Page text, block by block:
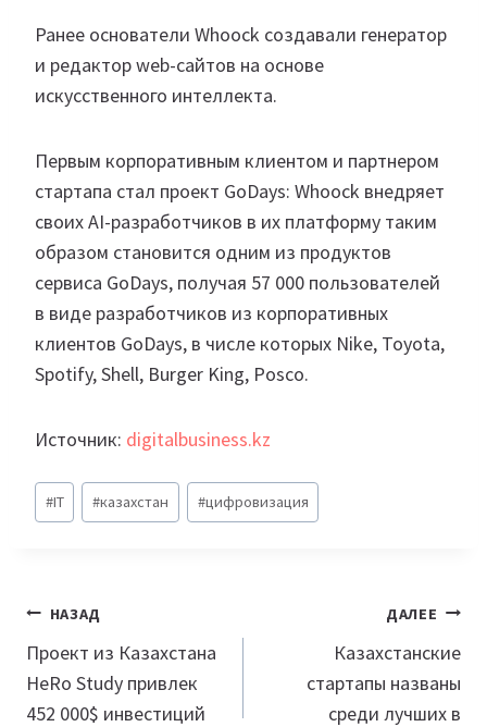
Ранее основатели Whoock создавали генератор
и редактор web-сайтов на основе
искусственного интеллекта.
Первым корпоративным клиентом и партнером
стартапа стал проект GoDays: Whoock внедряет
своих AI-разработчиков в их платформу таким
образом становится одним из продуктов
сервиса GoDays, получая 57 000 пользователей
в виде разработчиков из корпоративных
клиентов GoDays, в числе которых Nike, Toyota,
Spotify, Shell, Burger King, Posco.
Источник: digitalbusiness.kz
Метки
записи:
#IT #казахстан #цифровизация
Навигация
по
записям
НАЗАД
Проект из Казахстана
HeRo Study привлек
452 000$ инвестиций
ДАЛЕЕ
Казахстанские
стартапы названы
среди лучших в